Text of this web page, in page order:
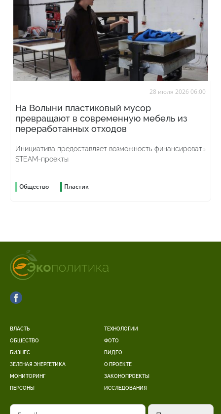
28 июля 2026 06:00
На Волыни пластиковый мусор
превращают в современную мебель из
переработанных отходов
Инициатива предоставляет возможность финансировать
STEAM-проекты
Общество Пластик
ВЛАСТЬ
ОБЩЕСТВО
БИЗНЕС
ЗЕЛЕНАЯ ЭНЕРГЕТИКА
МОНИТОРИНГ
ПЕРСОНЫ
ТЕХНОЛОГИИ
ФОТО
ВИДЕО
О ПРОЕКТЕ
ЗАКОНОПРОЕКТЫ
ИССЛЕДОВАНИЯ